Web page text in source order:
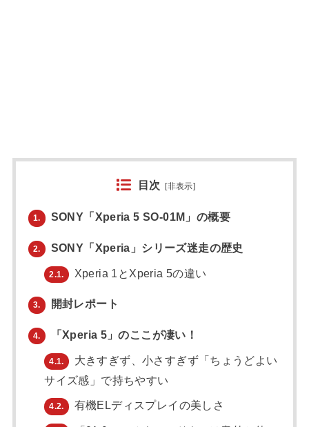
目次 [非表示]
1. SONY「Xperia 5 SO-01M」の概要
2. SONY「Xperia」シリーズ迷走の歴史
2.1. Xperia 1とXperia 5の違い
3. 開封レポート
4. 「Xperia 5」のここが凄い！
4.1.
大きすぎず、小さすぎず「ちょうどよい
サイズ感」で持ちやすい
4.2. 有機ELディスプレイの美しさ